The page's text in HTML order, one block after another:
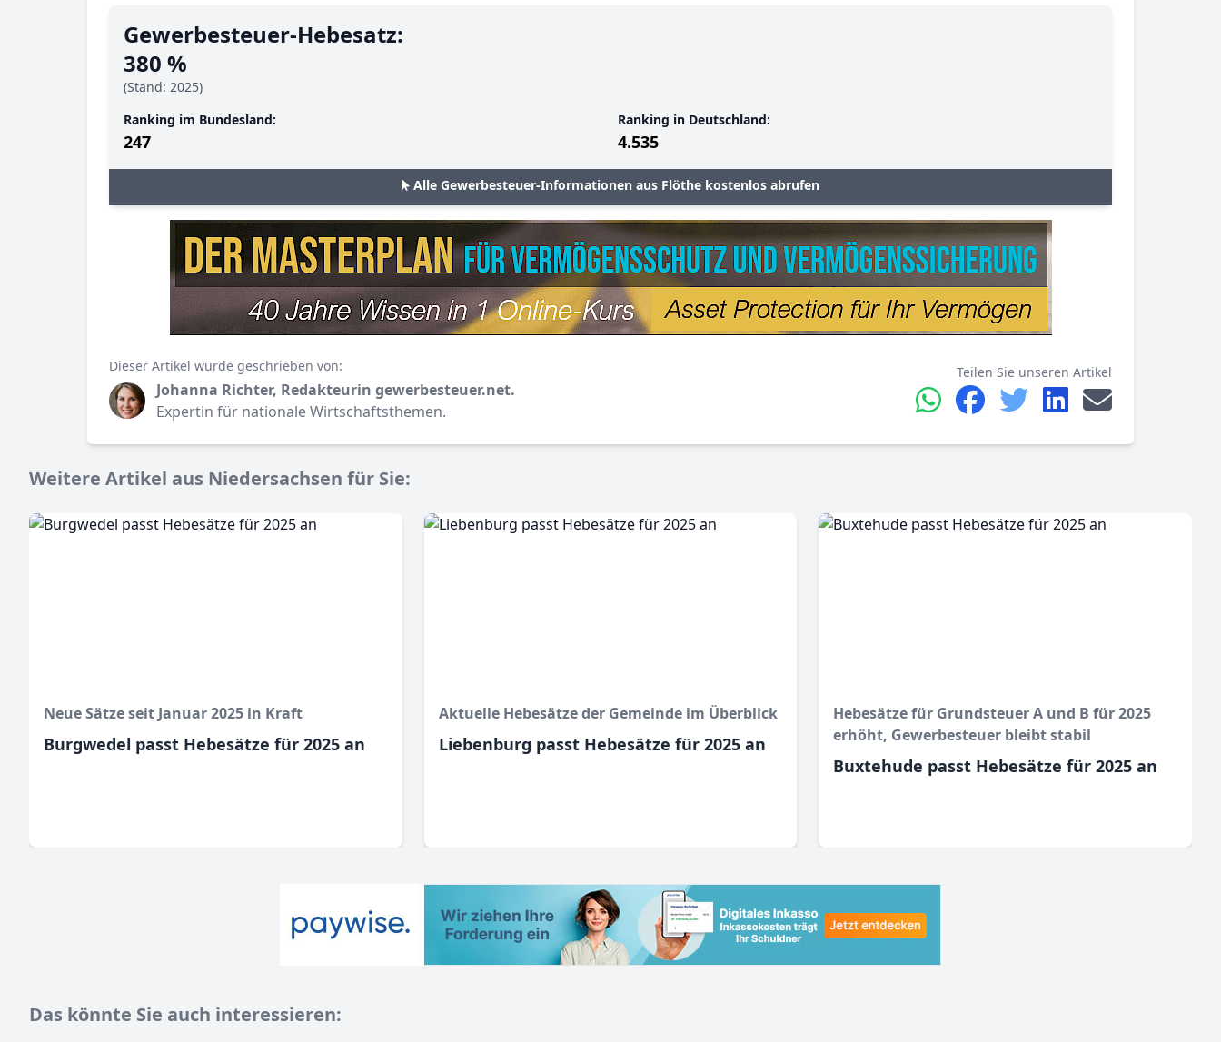
Gewerbesteuer-Hebesatz:
380 %
(Stand: 2025)
Ranking im Bundesland:
247
Ranking in Deutschland:
4.535
Alle Gewerbesteuer-Informationen aus Flöthe kostenlos abrufen
Dieser Artikel wurde geschrieben von:
Johanna Richter, Redakteurin gewerbesteuer.net.
Expertin für nationale Wirtschaftsthemen.
Teilen Sie unseren Artikel
Weitere Artikel aus Niedersachsen für Sie:
Neue Sätze seit Januar 2025 in Kraft
Burgwedel passt Hebesätze für 2025 an
Aktuelle Hebesätze der Gemeinde im Überblick
Liebenburg passt Hebesätze für 2025 an
Hebesätze für Grundsteuer A und B für 2025
erhöht, Gewerbesteuer bleibt stabil
Buxtehude passt Hebesätze für 2025 an
Das könnte Sie auch interessieren: